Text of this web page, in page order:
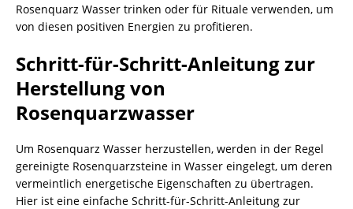
Rosenquarz Wasser trinken oder für Rituale verwenden, um
von diesen positiven Energien zu profitieren.
Schritt-für-Schritt-Anleitung zur
Herstellung von
Rosenquarzwasser
Um Rosenquarz Wasser herzustellen, werden in der Regel
gereinigte Rosenquarzsteine in Wasser eingelegt, um deren
vermeintlich energetische Eigenschaften zu übertragen.
Hier ist eine einfache Schritt-für-Schritt-Anleitung zur